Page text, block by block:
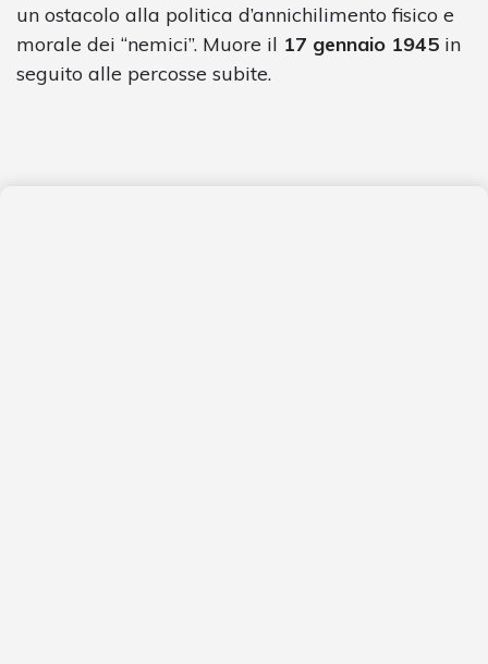
un ostacolo alla politica d’annichilimento fisico e
morale dei “nemici”. Muore il 17 gennaio 1945 in
seguito alle percosse subite.